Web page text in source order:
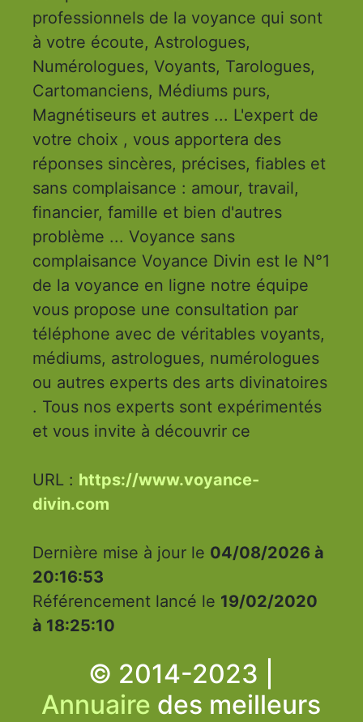
professionnels de la voyance qui sont
à votre écoute, Astrologues,
Numérologues, Voyants, Tarologues,
Cartomanciens, Médiums purs,
Magnétiseurs et autres ... L'expert de
votre choix , vous apportera des
réponses sincères, précises, fiables et
sans complaisance : amour, travail,
financier, famille et bien d'autres
problème ... Voyance sans
complaisance Voyance Divin est le N°1
de la voyance en ligne notre équipe
vous propose une consultation par
téléphone avec de véritables voyants,
médiums, astrologues, numérologues
ou autres experts des arts divinatoires
. Tous nos experts sont expérimentés
et vous invite à découvrir ce
URL : https://www.voyance-
divin.com
Dernière mise à jour le 04/08/2026 à
20:16:53
Référencement lancé le 19/02/2020
à 18:25:10
© 2014-2023 |
Annuaire des meilleurs